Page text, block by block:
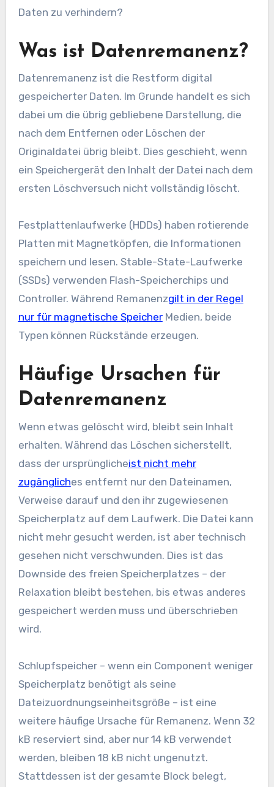
Daten zu verhindern?
Was ist Datenremanenz?
Datenremanenz ist die Restform digital
gespeicherter Daten. Im Grunde handelt es sich
dabei um die übrig gebliebene Darstellung, die
nach dem Entfernen oder Löschen der
Originaldatei übrig bleibt. Dies geschieht, wenn
ein Speichergerät den Inhalt der Datei nach dem
ersten Löschversuch nicht vollständig löscht.
Festplattenlaufwerke (HDDs) haben rotierende
Platten mit Magnetköpfen, die Informationen
speichern und lesen. Stable-State-Laufwerke
(SSDs) verwenden Flash-Speicherchips und
Controller. Während Remanenzgilt in der Regel
nur für magnetische SpeicherMedien, beide
Typen können Rückstände erzeugen.
Häufige Ursachen für
Datenremanenz
Wenn etwas gelöscht wird, bleibt sein Inhalt
erhalten. Während das Löschen sicherstellt,
dass der ursprünglicheist nicht mehr
zugängliches entfernt nur den Dateinamen,
Verweise darauf und den ihr zugewiesenen
Speicherplatz auf dem Laufwerk. Die Datei kann
nicht mehr gesucht werden, ist aber technisch
gesehen nicht verschwunden. Dies ist das
Downside des freien Speicherplatzes – der
Relaxation bleibt bestehen, bis etwas anderes
gespeichert werden muss und überschrieben
wird.
Schlupfspeicher – wenn ein Component weniger
Speicherplatz benötigt als seine
Dateizuordnungseinheitsgröße – ist eine
weitere häufige Ursache für Remanenz. Wenn 32
kB reserviert sind, aber nur 14 kB verwendet
werden, bleiben 18 kB nicht ungenutzt.
Stattdessen ist der gesamte Block belegt,